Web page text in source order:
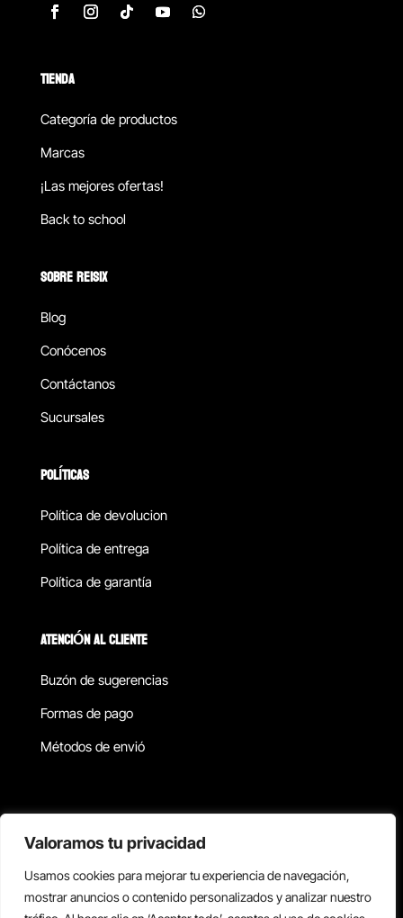
Valoramos tu privacidad
Usamos cookies para mejorar tu experiencia de navegación,
mostrar anuncios o contenido personalizados y analizar nuestro
TIENDA
Categoría de productos
Marcas
¡Las mejores ofertas!
Back to school
SOBRE REISIX
Blog
Conócenos
Contáctanos
Sucursales
POLÍTICAS
Política de devolucion
Política de entrega
Política de garantía
ATENCIÓN AL CLIENTE
Buzón de sugerencias
Formas de pago
Métodos de envió
Copyright © 2026 Reisix. Todos los derechos reservados.